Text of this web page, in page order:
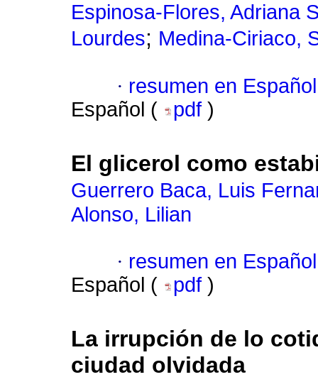
Espinosa-Flores, Adriana
Lourdes; Medina-Ciriaco,
· resumen en Español
Español (
pdf )
El glicerol como
Guerrero Baca, Luis
Alonso, Lilian
· resumen en Español
Español (
pdf )
La irrupción de lo
ciudad olvidada